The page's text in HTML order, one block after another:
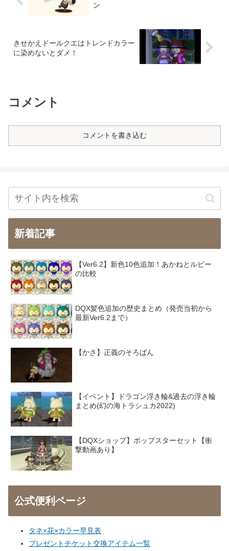
ン
きせかえドールクエはトレンドカラー
に染めないとダメ！
コメント
コメントを書き込む
新着記事
【Ver6.2】新色10色追加！あかねとルビー
の比較
DQX髪色追加の歴史まとめ（発売当初から
最新Ver6.2まで）
【かさ】正義のそろばん
【イベント】ドラゴン浮き輪&過去の浮き輪
まとめ(幻の海トラシュカ2022)
【DQXショップ】ポップスターセット【衝
撃動画あり】
公式便利ページ
タネ×花×カラー早見表
プレゼントチケット交換アイテム一覧